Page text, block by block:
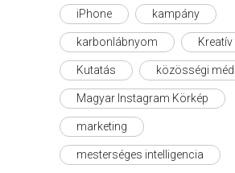
iPhone kampány
karbonlábnyom Kreatív
Kutatás közösségi
Magyar Instagram Körkép
marketing
mesterséges intelligencia